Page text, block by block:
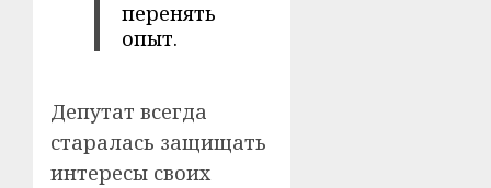
перенять
опыт.
Депутат всегда
старалась защищать
интересы своих